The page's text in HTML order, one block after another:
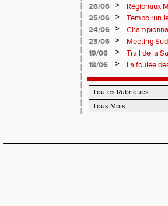
26/06
>
Régionaux
25/06
>
Tempo run
24/06
>
23/06
>
Meeting
19/06
>
Trail de la
18/06
> La foulée